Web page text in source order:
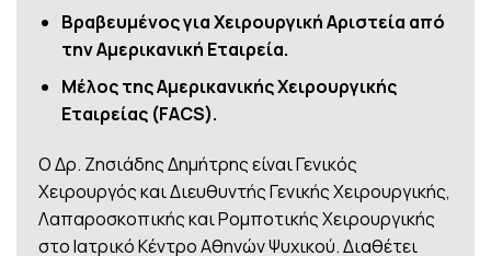
Βραβευμένος για Χειρουργική Αριστεία από
την Αμερικανική Εταιρεία.
Μέλος της Αμερικανικής Χειρουργικής
Εταιρείας (FACS).
Ο Δρ. Ζησιάδης Δημήτρης είναι Γενικός
Χειρουργός και Διευθυντής Γενικής Χειρουργικής,
Λαπαροσκοπικής και Ρομποτικής Χειρουργικής
στο Ιατρικό Κέντρο Αθηνών Ψυχικού. Διαθέτει